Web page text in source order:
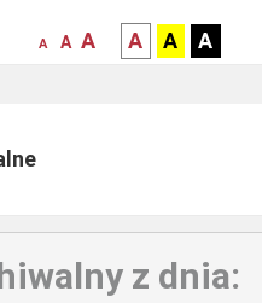
mniejsza
A
normalna
A
większa-
czcionka
A
kontrast
czarny
A
kontrast
czarny
A
żółty
A
z dnia: